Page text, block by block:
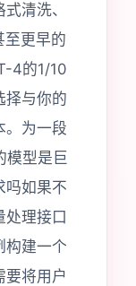
清洗、
更早的
4的1/10
择与你的
。为一段
模型是巨
吗如果不
处理接口
构建一个
要将用户